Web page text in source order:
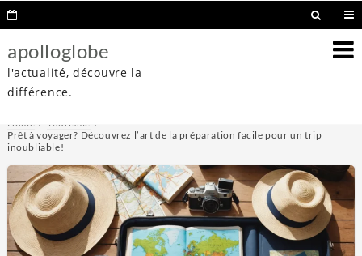
apolloglobe
l'actualité, découvre la
différence.
Home
Tourisme
Prêt à voyager? Découvrez l’art de la préparation facile pour un trip
inoubliable!